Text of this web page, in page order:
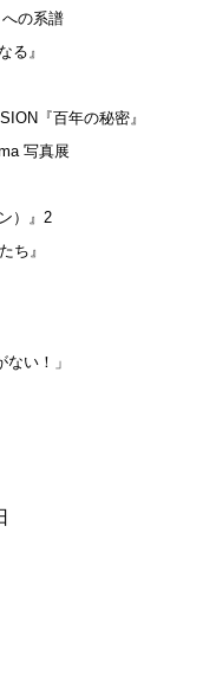
の系譜
る』
『百年の秘密』
写真展
）』2
ち』
い！」